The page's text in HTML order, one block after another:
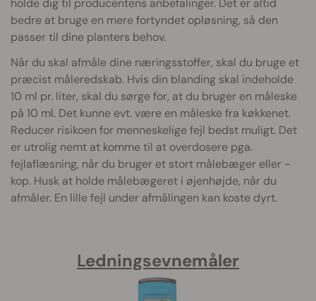
bedre at bruge en mere fortyndet opløsning, så den
passer til dine planters behov.
Når du skal afmåle dine næringsstoffer, skal du bruge et
præcist måleredskab. Hvis din blanding skal indeholde
10 ml pr. liter, skal du sørge for, at du bruger en måleske
på 10 ml. Det kunne evt. være en måleske fra køkkenet.
Reducer risikoen for menneskelige fejl bedst muligt. Det
er utrolig nemt at komme til at overdosere pga.
fejlaflæsning, når du bruger et stort målebæger eller -
kop. Husk at holde målebægeret i øjenhøjde, når du
afmåler. En lille fejl under afmålingen kan koste dyrt.
Ledningsevnemåler